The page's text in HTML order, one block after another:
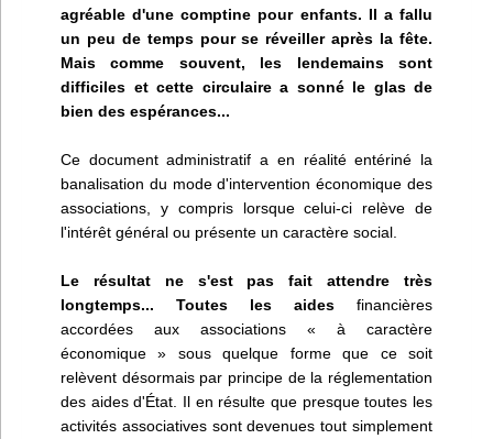
agréable d'une comptine pour enfants. Il a fallu
un peu de temps pour se réveiller après la fête.
Mais comme souvent, les lendemains sont
difficiles et cette circulaire a sonné le glas de
bien des espérances...
Ce document administratif a en réalité entériné la
banalisation du mode d'intervention économique des
associations, y compris lorsque celui-ci relève de
l'intérêt général ou présente un caractère social.
Le résultat ne s'est pas fait attendre très
longtemps... Toutes les aides financières
accordées aux associations « à caractère
économique » sous quelque forme que ce soit
relèvent désormais par principe de la réglementation
des aides d'État. Il en résulte que presque toutes les
activités associatives sont devenues tout simplement